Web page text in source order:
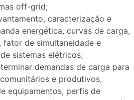
off-grid;
caracterização e
energética, curvas de carga,
fator de simultaneidade e
sistemas elétricos;
demandas de carga para
e produtivos,
equipamentos, perfis de